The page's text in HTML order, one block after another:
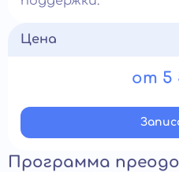
Цена
от 5
Программа